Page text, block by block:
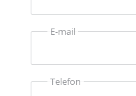
E-mail
Telefon